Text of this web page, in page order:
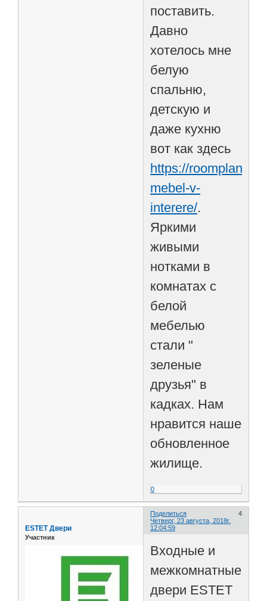
поставить.
Давно
хотелось мне
белую
спальню,
детскую и
даже кухню
вот как здесь
https://
mebel-v-
interere/.
Яркими
живыми
нотками в
комнатах с
белой
мебелью
стали "
зеленые
друзья" в
кадках. Нам
нравится наше
обновленное
жилище.
0
Поделиться
4
Четверг, 23 августа, 2018г.
12:04:59
ESTET Двери
Участник
Входные и
межкомнатные
двери ESTET